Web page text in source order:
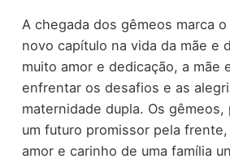
A chegada dos gêmeos marca
novo capítulo na vida da mãe e
muito amor e dedicação, a mãe
enfrentar os desafios e as
maternidade dupla. Os
um futuro promissor pela
amor e carinho de uma família